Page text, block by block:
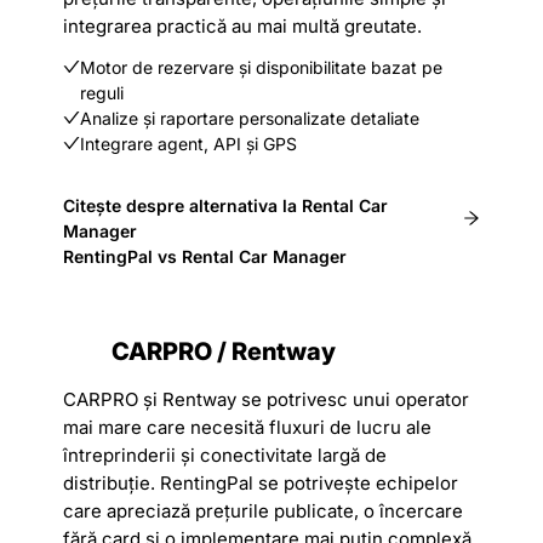
integrarea practică au mai multă greutate.
Motor de rezervare și disponibilitate bazat pe
reguli
Analize și raportare personalizate detaliate
Integrare agent, API și GPS
Citește despre alternativa la Rental Car
Manager
RentingPal vs Rental Car Manager
CARPRO / Rentway
CARPRO și Rentway se potrivesc unui operator
mai mare care necesită fluxuri de lucru ale
întreprinderii și conectivitate largă de
distribuție. RentingPal se potrivește echipelor
care apreciază prețurile publicate, o încercare